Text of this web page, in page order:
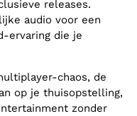
releases.
audio voor een
ervaring die je
chaos, de
op je thuisopstelling,
zonder